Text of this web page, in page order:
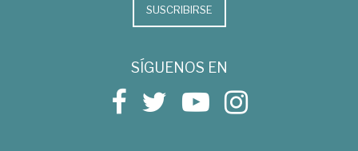
SUSCRIBIRSE
SÍGUENOS EN